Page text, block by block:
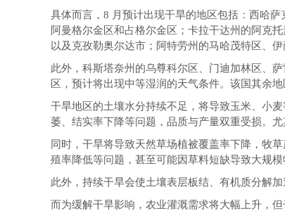
具体而言，8 月预计出现干旱的地区包括：西哈
阿曼格尔金区和占格尔金区；卡拉干达州的阿克
以及克孜勒奥尔达市；阿特劳州的马哈茂特区、
此外，科斯塔奈州的乌尊科尔区、门迪加林区、
区，预计将出现中等湿润的天气条件。该国其余
干旱地区的土壤水分持续不足，将导致玉米、小
萎、结实率下降等问题，品质与产量双重受损。
同时，干旱将导致天然草场植被覆盖率下降，牧
殖率降低等问题，甚至可能因草料短缺导致大规
此外，持续干旱会使土壤表层板结、有机质分解
而为缓解干旱影响，农业灌溉需求将大幅上升，